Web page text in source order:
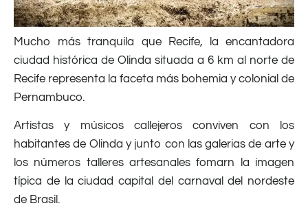
Mucho más tranquila que Recife, la encantadora
ciudad histórica de Olinda situada a 6 km al norte de
Recife representa la faceta más bohemia y colonial de
Pernambuco.
Artistas y músicos callejeros conviven con los
habitantes de Olinda y junto con las galerias de arte y
los números talleres artesanales fomarn la imagen
típica de la ciudad capital del carnaval del nordeste
de Brasil.